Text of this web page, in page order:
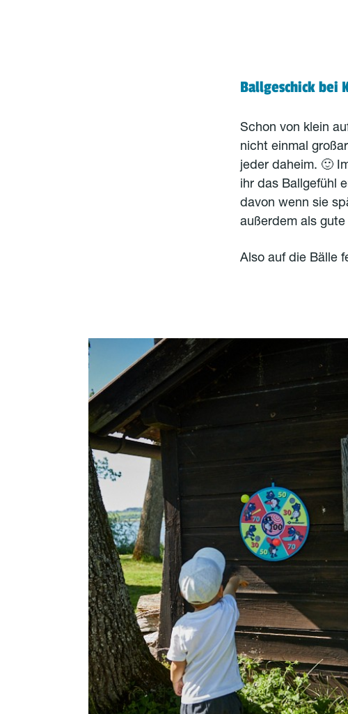
Ballgeschick bei
Schon von klein
nicht einmal
jeder daheim. 🙂
ihr das Ballgefühl
davon wenn sie
außerdem als
Also auf die Bälle